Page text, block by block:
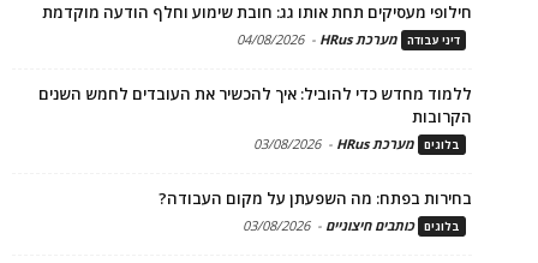
חילופי מעסיקים תחת אותו גג: חובת שימוע וחלף הודעה מוקדמת
דיני עבודה מערכת HRus -
04/08/2026
ללמוד מחדש כדי להוביל: איך להכשיר את העובדים לחמש השנים
הקרובות
בלוגים מערכת HRus -
03/08/2026
בחירות בפתח: מה השפעתן על מקום העבודה?
בלוגים כותבים חיצוניים -
03/08/2026